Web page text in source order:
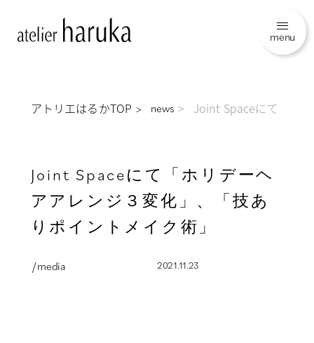
menu
アトリエはるかTOP news Joint Spaceにて「ホ
Joint Spaceにて「ホリデーヘ
アアレンジ３変化」、「技あ
りポイントメイク術」
/ media 2021.11.23